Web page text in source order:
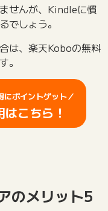
せんが、Kindleに慣
でしょう。
は、楽天Koboの無料
。
にポイントゲット／
こちら！
のメリット5